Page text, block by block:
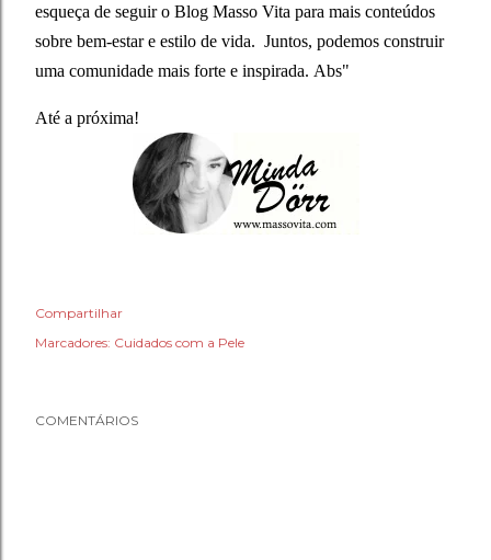
esqueça de seguir o Blog Masso Vita para mais conteúdos
sobre bem-estar e estilo de vida. Juntos, podemos construir
uma comunidade mais forte e inspirada. Abs"
Até a próxima!
Compartilhar
Marcadores: Cuidados com a Pele
COMENTÁRIOS